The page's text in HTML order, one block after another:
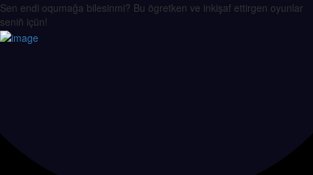
Sen endi oqumağa bilesinmi? Bu ögretken ve inkişaf ettirgen oyunlar
seniñ içün!